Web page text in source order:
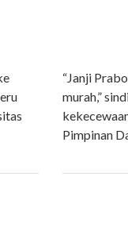
“Janji
murah,”
Pimpinan